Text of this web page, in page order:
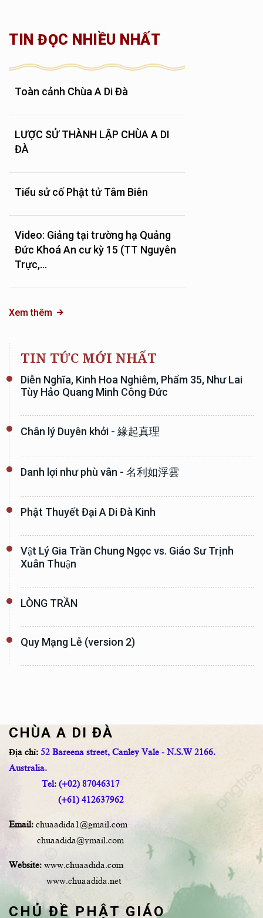
TIN ĐỌC NHIỀU NHẤT
Toàn cảnh Chùa A Di Đà
LƯỢC SỬ THÀNH LẬP CHÙA A DI
ĐÀ
Tiểu sử cố Phật tử Tâm Biên
Video: Giảng tại trường hạ Quảng
Đức Khoá An cư kỳ 15 (TT Nguyên
Trực,...
Xem thêm
TIN TỨC MỚI NHẤT
Diễn Nghĩa, Kinh Hoa Nghiêm, Phẩm 35, Như Lai
Tùy Hảo Quang Minh Công Đức
Chân lý Duyên khởi - 緣起真理
Danh lợi như phù vân - 名利如浮雲
Phật Thuyết Đại A Di Đà Kinh
Vật Lý Gia Trần Chung Ngọc vs. Giáo Sư Trịnh
Xuân Thuận
LÒNG TRẦN
Quy Mạng Lễ (version 2)
CHÙA A DI ĐÀ
Địa chỉ: 52 Bareena street, Canley Vale - N.S.W 2166.
Australia.
Tel: (+02) 87046317
(+61) 412637962
Email: chuaadida1@gmail.com
chuaadida@ymail.com
Website: www.chuaadida.com
www.chuaadida.net
CHỦ ĐỀ PHẬT GIÁO